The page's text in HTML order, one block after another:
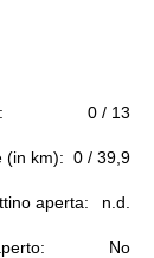
0 / 13
(in km): 0 / 39,9
aperta: n.d.
No